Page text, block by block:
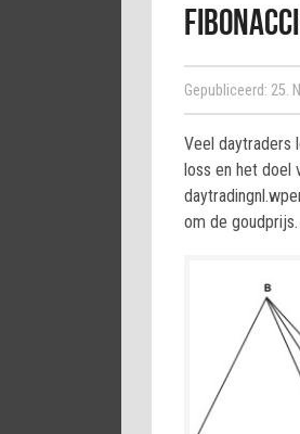
Gepubliceerd: 25.
Veel daytraders
loss en het doel
om de goudprijs.